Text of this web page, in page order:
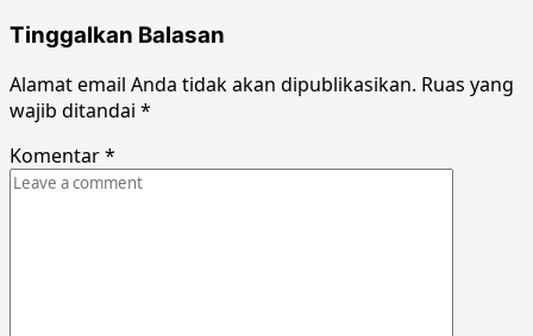
Tinggalkan Balasan
Alamat email Anda tidak akan dipublikasikan. Ruas yang
wajib ditandai *
Komentar*